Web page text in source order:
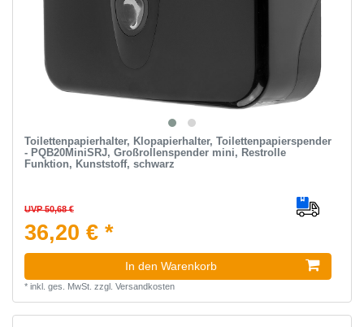
Toilettenpapierhalter, Klopapierhalter, Toilettenpapierspender
- PQB20MiniSRJ, Großrollenspender mini, Restrolle
Funktion, Kunststoff, schwarz
UVP 50,68 €
36,20 € *
In den Warenkorb
* inkl. ges. MwSt. zzgl. Versandkosten